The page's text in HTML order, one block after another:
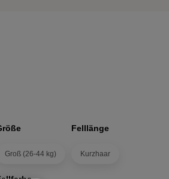
Groß (26-44 kg)
Felllänge
Kurzhaar